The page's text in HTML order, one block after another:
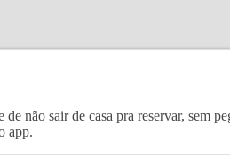
não sair de casa pra reservar, sem
app.